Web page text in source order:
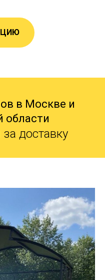
в Москве и
области
доставку